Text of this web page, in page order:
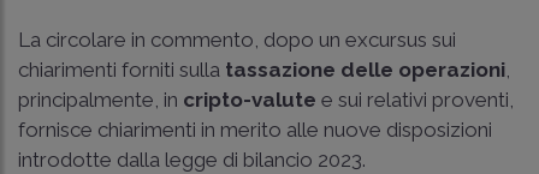
La circolare in commento, dopo un excursus sui
chiarimenti forniti sulla tassazione delle operazioni,
principalmente, in cripto-valute e sui relativi proventi,
fornisce chiarimenti in merito alle nuove disposizioni
introdotte dalla legge di bilancio 2023.